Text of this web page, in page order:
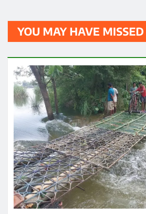
YOU MAY HAVE MISSED